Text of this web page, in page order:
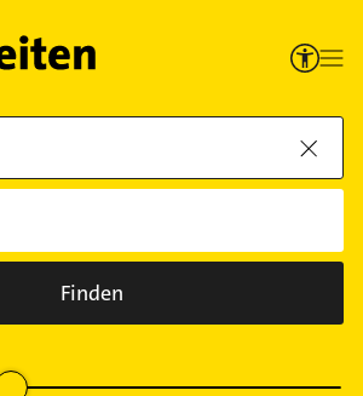
Finden